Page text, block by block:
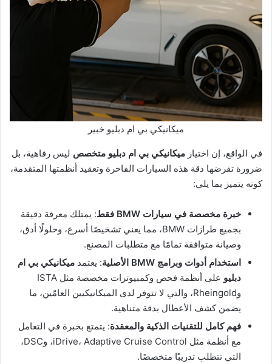
ميكانيكي بي ام دبليو خبير
في الواقع، إن اختيار ميكانيكي بي ام دبليو متخصص ليس رفاهية، بل
ضرورة تفرضها دقة هذه السيارات الفاخرة وتعقيد أنظمتها المتقدمة،
كونه يتميز بما يلي:
خبرة مخصصة في سيارات BMW فقط
: يمتلك معرفة دقيقة
بجميع طرازات BMW، مما يعني تشخيصًا أسرع، وحلولًا أدق،
وصيانة متوافقة تمامًا مع متطلبات المصنع.
استخدام أدوات وبرامج BMW الأصلية
: يعتمد ميكانيكي بي ام
دبليو
على أنظمة فحص وكمبيوترات مخصصة مثل ISTA
وRheingold، والتي لا تتوفر لدى الميكانيكيين العامّين، ما
يضمن كشف الأعطال بدقة متناهية.
فهم كامل للتقنيات الذكية والمعقدة: يتمتع بخبرة في التعامل
مع أنظمة مثل iDrive، Adaptive Cruise Control، وDSC،
التي تتطلب تدريبًا متخصصًا.